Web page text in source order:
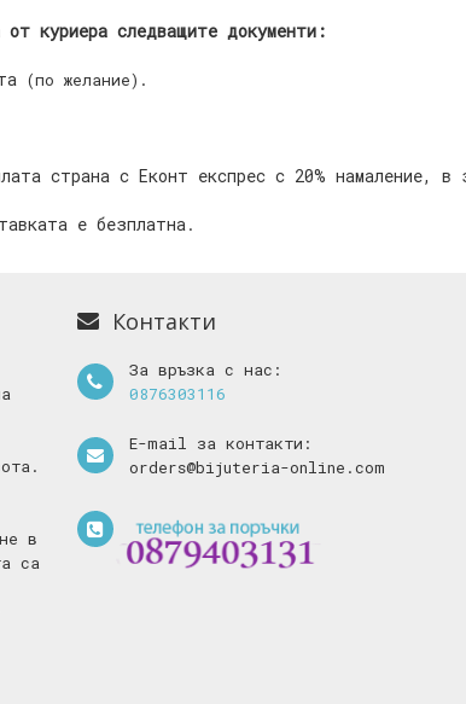
куриера следващите документи:
(по желание).
страна с Еконт експрес с 20% намаление,
е безплатна.
в
са
Контакти
За връзка с нас:
0876303116
E-mail за контакти:
orders@bijuteria-online.com